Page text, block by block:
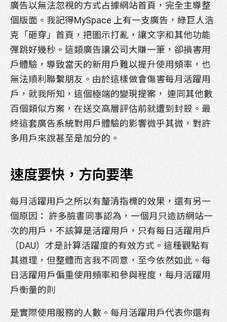
廣告以無法忽視的方式占據網站首頁，完全主導整
個版面。我記得MySpace 上有一支廣告，綠巨人浩
克「砸穿」首頁，把圖示打亂，讓文字和其他功能
彈跳好幾秒。這類廣告讓公司大賺一筆，卻損害用
戶體驗，導致當天的新用戶難以提升使用頻率，也
無法順利聯繫朋友。由於這樣做會傷害每月活躍用
戶，就我所知，這個極端的變現提案， 連同其他數
百個類似方案，在送交高層評估前就遭到封殺。最
終這套廣告系統對用戶體驗的影響微乎其微，對許
多用戶來說甚至是加分的。
速度要快，方向要準
每月活躍用戶之所以有釐清指標的效果，還有另一
個原因： 許多臉書同事認為，一個月只造訪網站一
次的用戶，不該算是活躍用戶，只有每日活躍用戶
（DAU）才是計算活躍度的有效方式。這種觀點有
其道理，但整體而言我不同意，至今依然如此。每
日活躍用戶偏重使用頻率和參與程度，每月活躍用
戶衡量的則
是實際使用服務的人數。每月活躍用戶代表你還有